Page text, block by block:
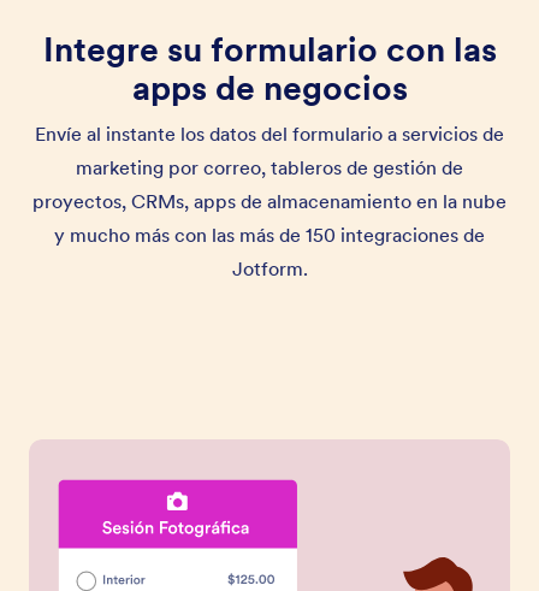
Integre su formulario con las
apps de negocios
Envíe al instante los datos del formulario a servicios de
marketing por correo, tableros de gestión de
proyectos, CRMs, apps de almacenamiento en la nube
y mucho más con las más de 150 integraciones de
Jotform.